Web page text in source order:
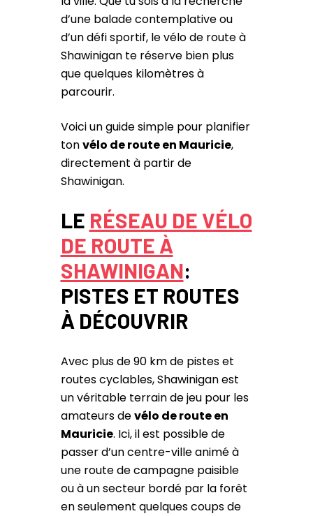
d’une balade contemplative ou
d’un défi sportif, le vélo de route à
Shawinigan te réserve bien plus
que quelques kilomètres à
parcourir.
Voici un guide simple pour planifier
tonvélo de route en Mauricie,
directement à partir de
Shawinigan.
LE RÉSEAU DE VÉLO
DE ROUTE À
SHAWINIGAN:
PISTES ET ROUTES
À DÉCOUVRIR
Avec plus de 90 km de pistes et
routes cyclables, Shawinigan est
un véritable terrain de jeu pour les
amateurs devélo de route en
Mauricie. Ici, il est possible de
passer d’un centre-ville animé à
une route de campagne paisible
ou à un secteur bordé par la forêt
en seulement quelques coups de